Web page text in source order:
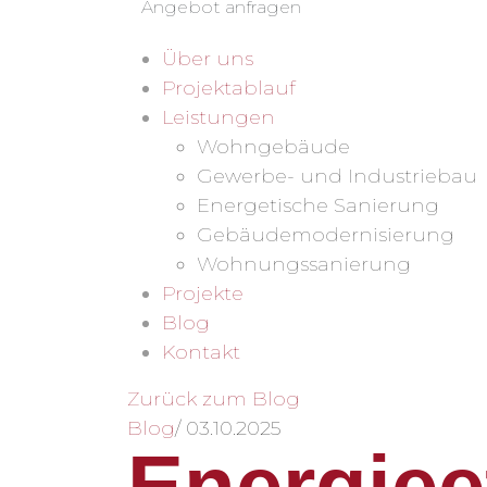
Angebot anfragen
Über uns
Projektablauf
Leistungen
Wohngebäude
Gewerbe- und Industriebau
Energetische Sanierung
Gebäudemodernisierung
Wohnungssanierung
Projekte
Blog
Kontakt
Zurück zum Blog
Blog/ 03.10.2025